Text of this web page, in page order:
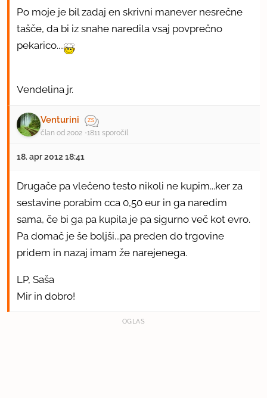
Po moje je bil zadaj en skrivni manever nesrečne
tašče, da bi iz snahe naredila vsaj povprečno
pekarico....
Vendelina jr.
Venturini
član od 2002 1811 sporočil
18. apr 2012 18:41
Drugače pa vlečeno testo nikoli ne kupim...ker za
sestavine porabim cca 0,50 eur in ga naredim
sama, če bi ga pa kupila je pa sigurno več kot evro.
Pa domač je še boljši...pa preden do trgovine
pridem in nazaj imam že narejenega.
LP, Saša
Mir in dobro!
OGLAS